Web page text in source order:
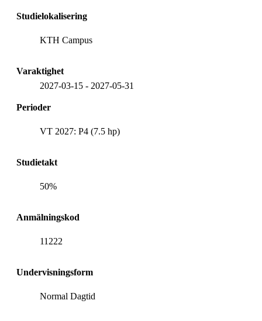
Studielokalisering
KTH Campus
Varaktighet
2027-03-15 - 2027-05-31
Perioder
VT 2027: P4 (7.5 hp)
Studietakt
50%
Anmälningskod
11222
Undervisningsform
Normal Dagtid